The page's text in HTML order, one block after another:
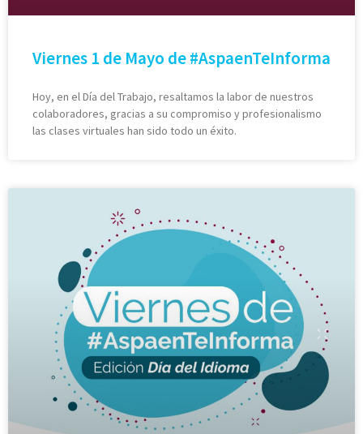
Viernes 1 de Mayo de #AspaenTeInforma
Hoy, en el Día del Trabajo, resaltamos la labor de nuestros
colaboradores, gracias a su compromiso y profesionalismo
las clases virtuales han sido todo un éxito.